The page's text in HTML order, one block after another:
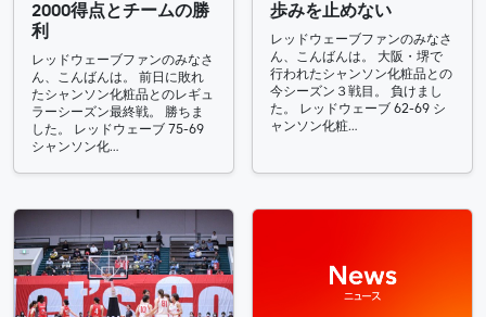
2000得点とチームの勝
利
レッドウェーブファンのみなさ
ん、こんばんは。 前日に敗れ
たシャンソン化粧品とのレギュ
ラーシーズン最終戦。 勝ちま
した。 レッドウェーブ 75-69
シャンソン化…
歩みを止めない
レッドウェーブファンのみなさ
ん、こんばんは。 大阪・堺で
行われたシャンソン化粧品との
今シーズン３戦目。 負けまし
た。 レッドウェーブ 62-69 シ
ャンソン化粧…